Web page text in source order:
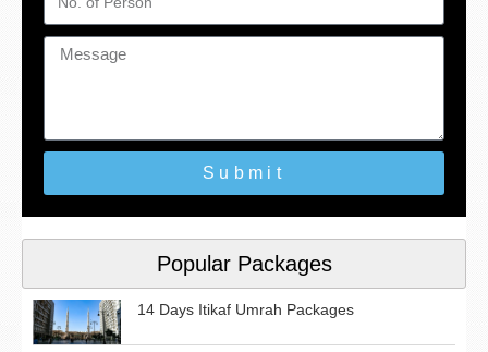
Submit
Popular Packages
14 Days Itikaf Umrah Packages